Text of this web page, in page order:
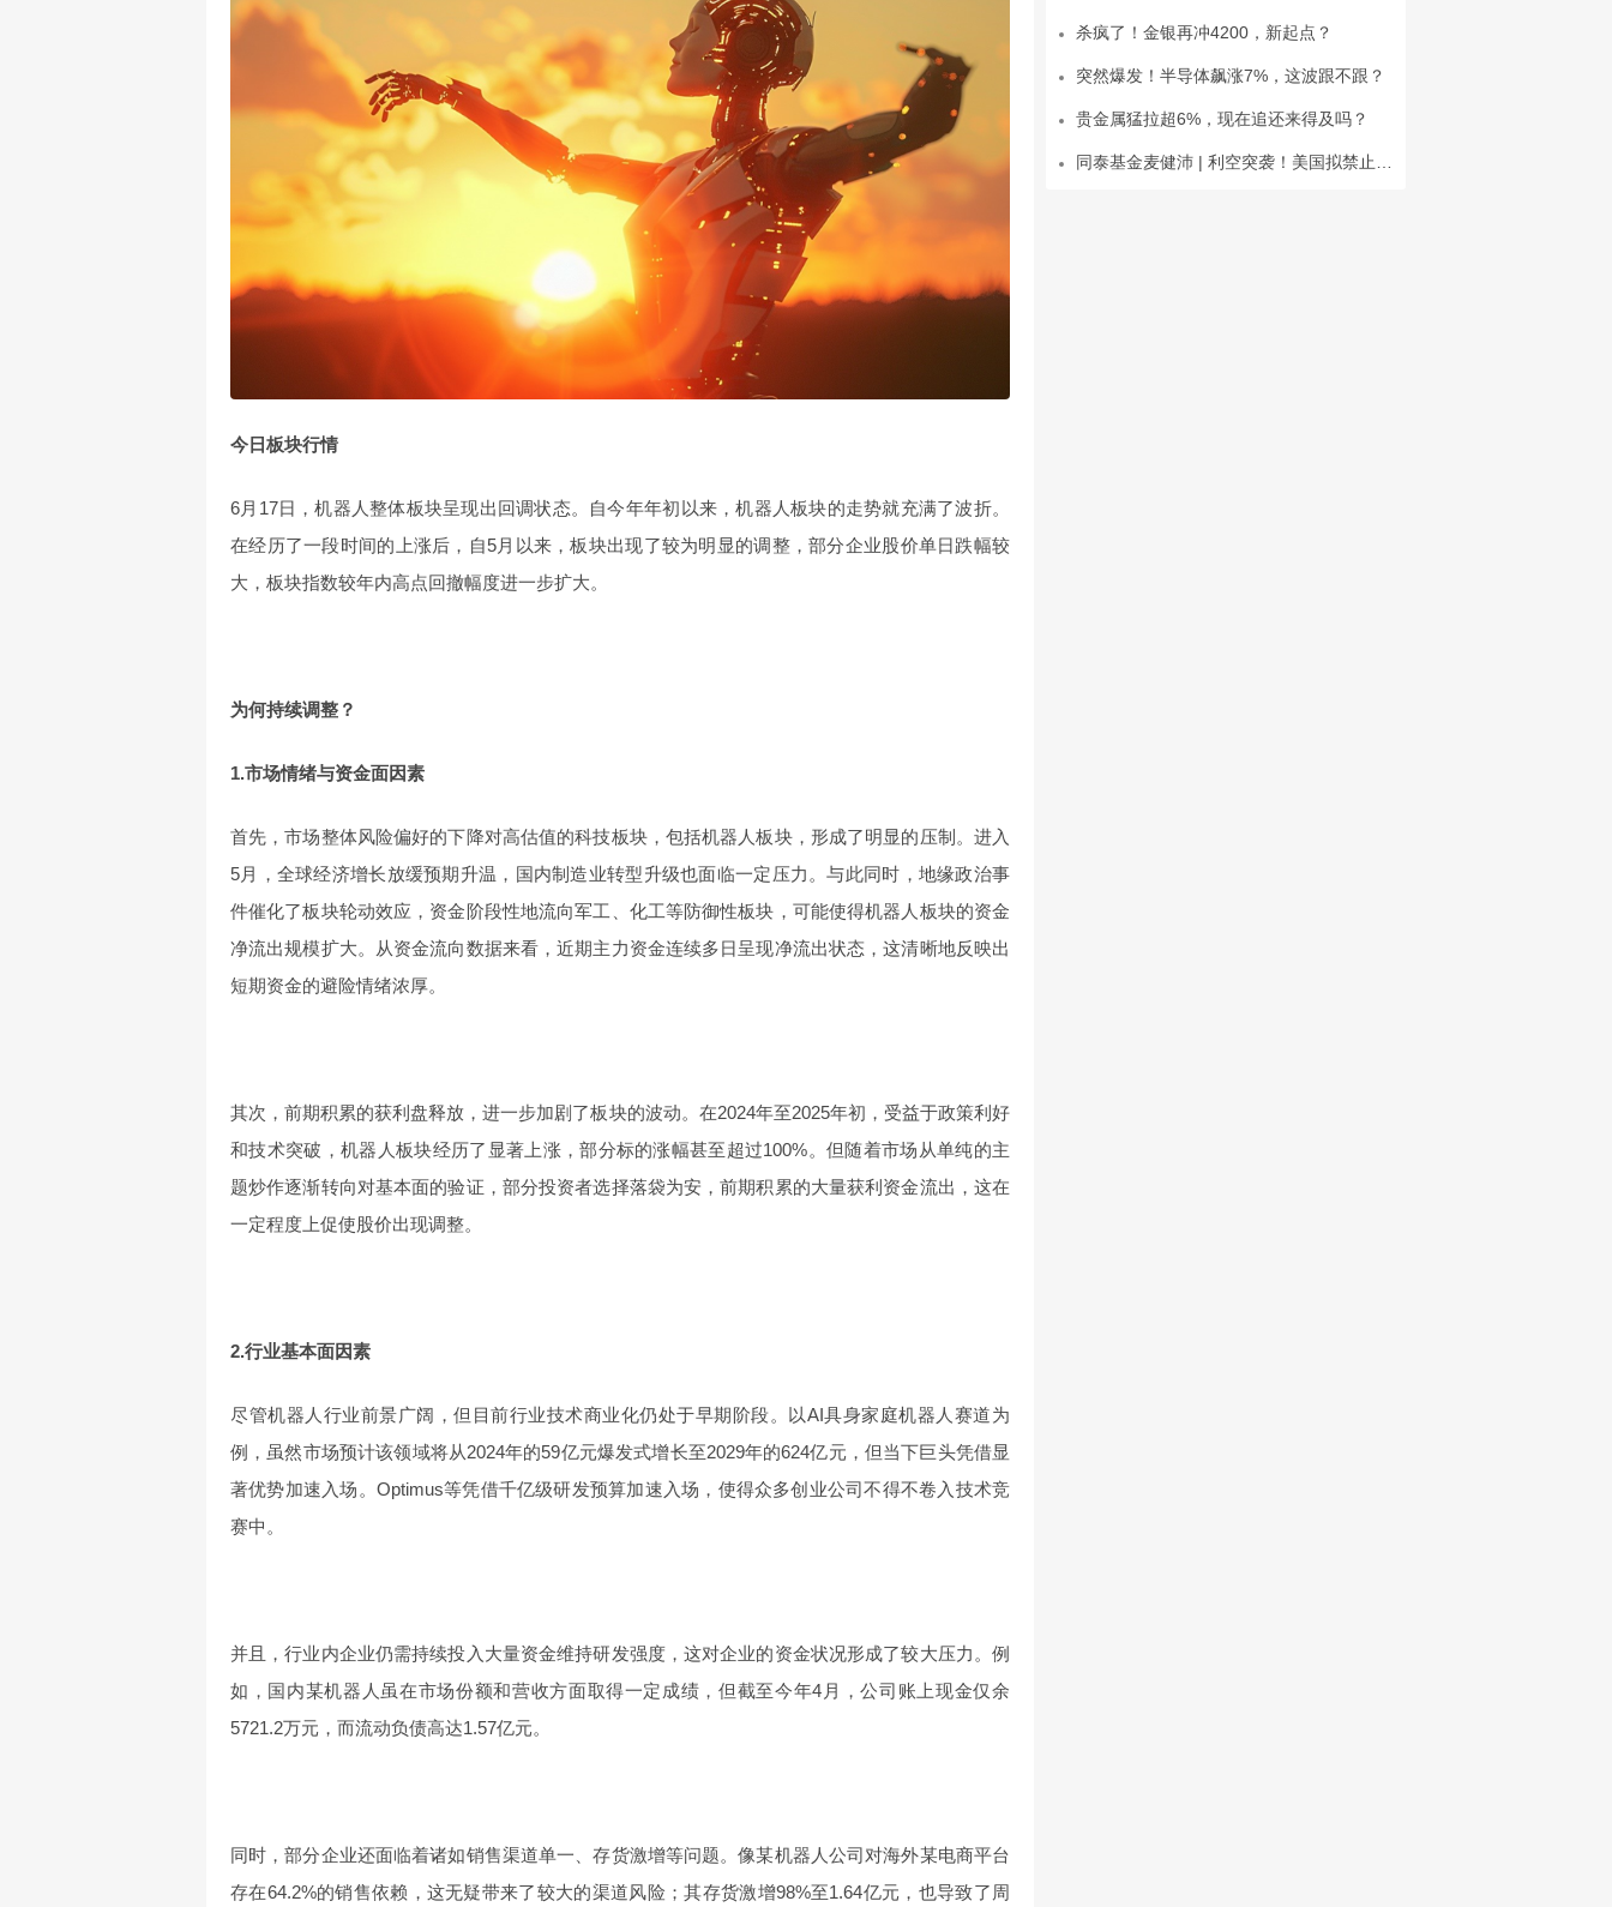
今日板块行情
6月17日，机器人整体板块呈现出回调状态。自今年年初以来，机器人板块的走势就充满了波折。
在经历了一段时间的上涨后，自5月以来，板块出现了较为明显的调整，部分企业股价单日跌幅较
大，板块指数较年内高点回撤幅度进一步扩大。
为何持续调整？
1.市场情绪与资金面因素
首先，市场整体风险偏好的下降对高估值的科技板块，包括机器人板块，形成了明显的压制。进入
5月，全球经济增长放缓预期升温，国内制造业转型升级也面临一定压力。与此同时，地缘政治事
件催化了板块轮动效应，资金阶段性地流向军工、化工等防御性板块，可能使得机器人板块的资金
净流出规模扩大。从资金流向数据来看，近期主力资金连续多日呈现净流出状态，这清晰地反映出
短期资金的避险情绪浓厚。
其次，前期积累的获利盘释放，进一步加剧了板块的波动。在2024年至2025年初，受益于政策利好
和技术突破，机器人板块经历了显著上涨，部分标的涨幅甚至超过100%。但随着市场从单纯的主
题炒作逐渐转向对基本面的验证，部分投资者选择落袋为安，前期积累的大量获利资金流出，这在
一定程度上促使股价出现调整。
2.行业基本面因素
尽管机器人行业前景广阔，但目前行业技术商业化仍处于早期阶段。以AI具身家庭机器人赛道为
例，虽然市场预计该领域将从2024年的59亿元爆发式增长至2029年的624亿元，但当下巨头凭借显
著优势加速入场。Optimus等凭借千亿级研发预算加速入场，使得众多创业公司不得不卷入技术竞
赛中。
并且，行业内企业仍需持续投入大量资金维持研发强度，这对企业的资金状况形成了较大压力。例
如，国内某机器人虽在市场份额和营收方面取得一定成绩，但截至今年4月，公司账上现金仅余
5721.2万元，而流动负债高达1.57亿元。
同时，部分企业还面临着诸如销售渠道单一、存货激增等问题。像某机器人公司对海外某电商平台
存在64.2%的销售依赖，这无疑带来了较大的渠道风险；其存货激增98%至1.64亿元，也导致了周
杀疯了！金银再冲4200，新起点？
突然爆发！半导体飙涨7%，这波跟不跟？
贵金属猛拉超6%，现在追还来得及吗？